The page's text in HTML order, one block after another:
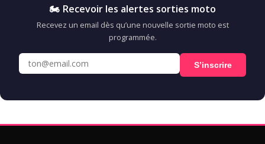
🏍️ Recevoir les alertes sorties moto
Recevez un email dès qu’une nouvelle sortie moto est
programmée.
S’inscrire